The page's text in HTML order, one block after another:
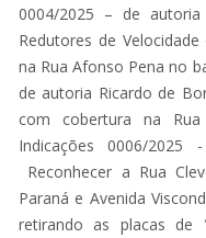
0004/2025 – de
Redutores de
na Rua Afonso Pena no
de autoria Ricardo de
com cobertura na
Indicações 0006/
Reconhecer a Rua
Paraná e Avenida
retirando as placas de